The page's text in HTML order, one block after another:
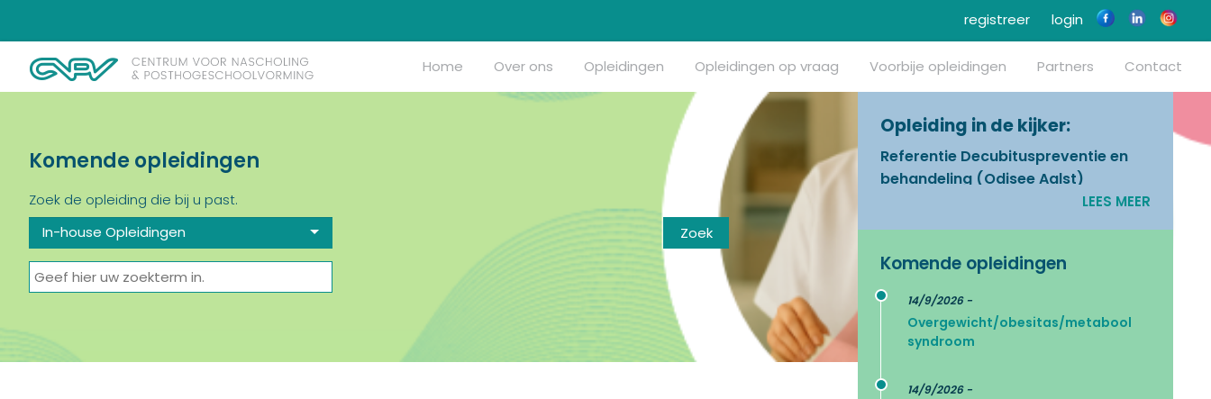
login
registreer
Home Over ons Opleidingen Opleidingen op vraag Voorbije opleidingen Partners Contact
Komende opleidingen
Zoek de opleiding die bij u past.
In-house Opleidingen
Opleiding in de kijker:
Referentie Decubituspreventie en
behandeling (Odisee Aalst)
LEES MEER
Komende opleidingen
14/9/2026 -
Overgewicht/obesitas/metabool
syndroom
14/9/2026 -